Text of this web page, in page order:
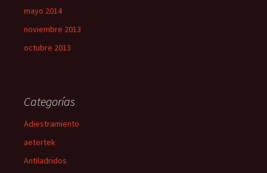
mayo 2014
noviembre 2013
octubre 2013
Categorías
Adiestramiento
aetertek
Antiladridos